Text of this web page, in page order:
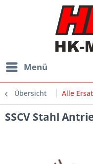
Menü
Übersicht Alle
SSCV Stahl